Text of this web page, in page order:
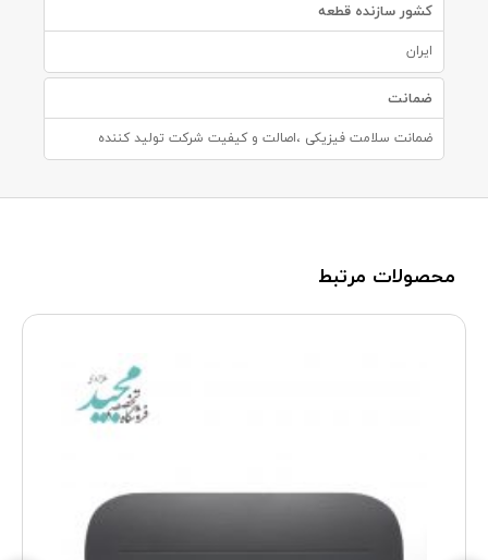
کشور سازنده قطعه
ایران
ضمانت
ضمانت سلامت فیزیکی ،اصالت و کیفیت شرکت تولید کننده
محصولات مرتبط